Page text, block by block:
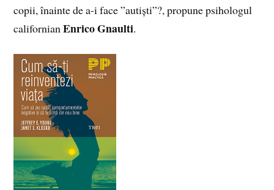
copii, înainte de a-i face ”autiști”?, propune psihologul
californianEnrico Gnaulti.